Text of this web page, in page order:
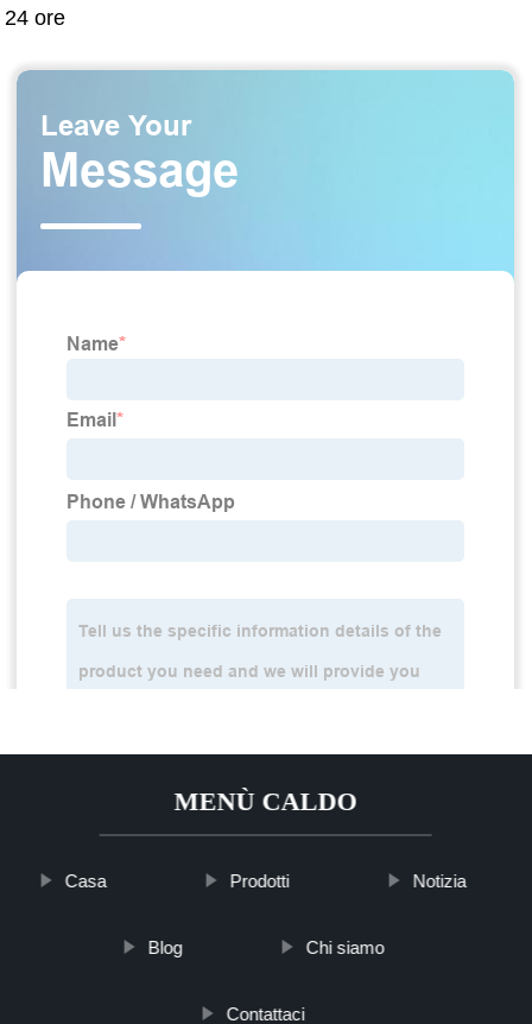
24 ore
MENÙ CALDO
Casa Prodotti Notizia
Blog Chi siamo
Contattaci